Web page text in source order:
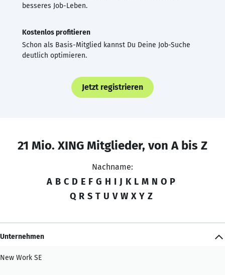
besseres Job-Leben.
Kostenlos profitieren
Schon als Basis-Mitglied kannst Du Deine Job-Suche
deutlich optimieren.
Jetzt registrieren
21 Mio. XING Mitglieder, von A bis Z
Nachname:
A B C D E F G H I J K L M N O P
Q R S T U V W X Y Z
Unternehmen
New Work SE